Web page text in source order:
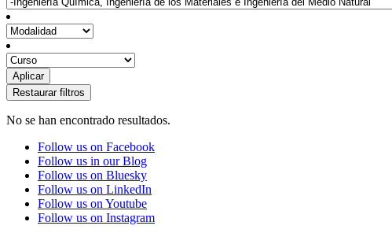
No se han encontrado resultados.
Follow us on Facebook
Follow us in our Blog
Follow us on Bluesky
Follow us on LinkedIn
Follow us on Youtube
Follow us on Instagram